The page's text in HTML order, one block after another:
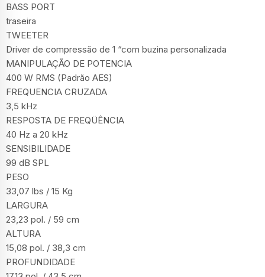
BASS PORT
traseira
TWEETER
Driver de compressão de 1 “com buzina personalizada
MANIPULAÇÃO DE POTENCIA
400 W RMS (Padrão AES)
FREQUENCIA CRUZADA
3,5 kHz
RESPOSTA DE FREQÜÊNCIA
40 Hz a 20 kHz
SENSIBILIDADE
99 dB SPL
PESO
33,07 lbs / 15 Kg
LARGURA
23,23 pol. / 59 cm
ALTURA
15,08 pol. / 38,3 cm
PROFUNDIDADE